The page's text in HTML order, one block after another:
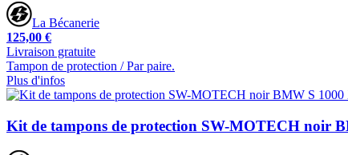
La Bécanerie
125,00 €
Livraison gratuite
Tampon de protection / Par paire.
Plus d'infos
Kit de tampons de protection SW-MOTECH noir